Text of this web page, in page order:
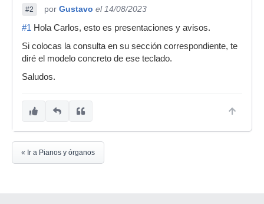
#2 por Gustavo el 14/08/2023
#1 Hola Carlos, esto es presentaciones y avisos.
Si colocas la consulta en su sección correspondiente, te
diré el modelo concreto de ese teclado.
Saludos.
« Ir a Pianos y órganos